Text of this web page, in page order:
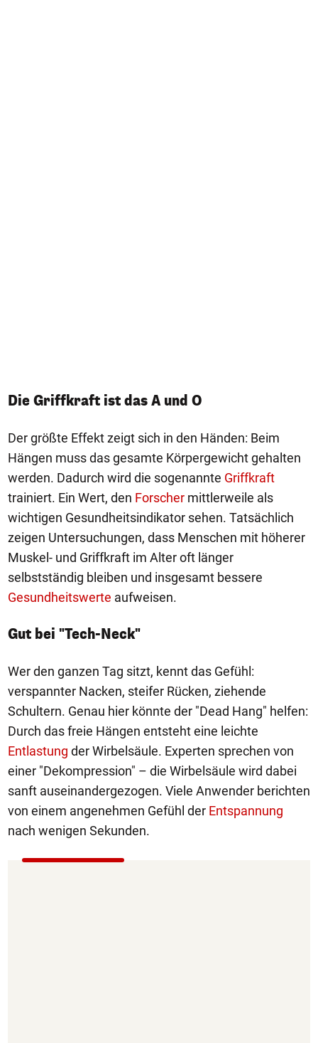
Die Griffkraft ist das A und O
Der größte Effekt zeigt sich in den Händen: Beim
Hängen muss das gesamte Körpergewicht gehalten
werden. Dadurch wird die sogenannte Griffkraft
trainiert. Ein Wert, den Forscher mittlerweile als
wichtigen Gesundheitsindikator sehen. Tatsächlich
zeigen Untersuchungen, dass Menschen mit höherer
Muskel- und Griffkraft im Alter oft länger
selbstständig bleiben und insgesamt bessere
Gesundheitswerte aufweisen.
Gut bei "Tech-Neck"
Wer den ganzen Tag sitzt, kennt das Gefühl:
verspannter Nacken, steifer Rücken, ziehende
Schultern. Genau hier könnte der "Dead Hang" helfen:
Durch das freie Hängen entsteht eine leichte
Entlastung der Wirbelsäule. Experten sprechen von
einer "Dekompression" – die Wirbelsäule wird dabei
sanft auseinandergezogen. Viele Anwender berichten
von einem angenehmen Gefühl der Entspannung
nach wenigen Sekunden.